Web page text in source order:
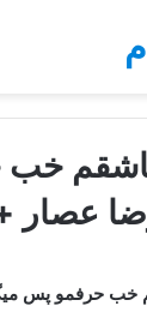
عصار
خب حرفمو پس